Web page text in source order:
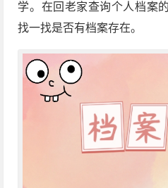
学。在回老家查询个人档案
找一找是否有档案存在。